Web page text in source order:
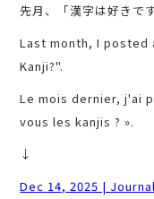
先月、「漢字は好きで
Last month, I
Kanji?".
Le mois dernier, j'ai
vous les kanjis ? ».
↓
Dec 14, 2025 |